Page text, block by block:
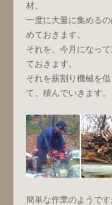
材。
一度に大量に集める
めておきます。
それを、今月になっ
ておきます。
それを薪割り機械を
て、積んでいきます。
簡単な作業のようです